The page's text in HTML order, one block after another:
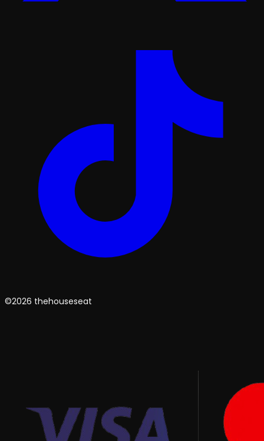
©2026 thehouseseat